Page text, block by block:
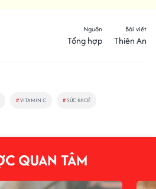
Nguồn
Tổng hợp
Bài viết
Thiên An
#VITAMIN C #SỨC KHOẺ
QUAN TÂM